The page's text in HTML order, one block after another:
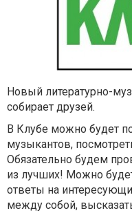
Новый литературно-
собирает друзей.
В Клубе можно будет
музыкантов,
Обязательно будем
из лучших! Можно
ответы на
между собой,